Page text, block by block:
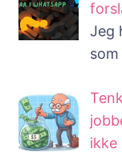
Jeg
ikke